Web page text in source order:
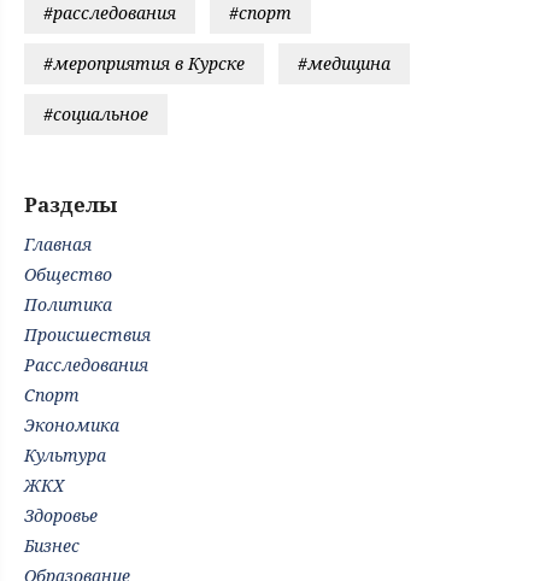
#расследования #спорт
#мероприятия в Курске #медицина
#социальное
Разделы
Главная
Общество
Политика
Происшествия
Расследования
Спорт
Экономика
Культура
ЖКХ
Здоровье
Бизнес
Образование